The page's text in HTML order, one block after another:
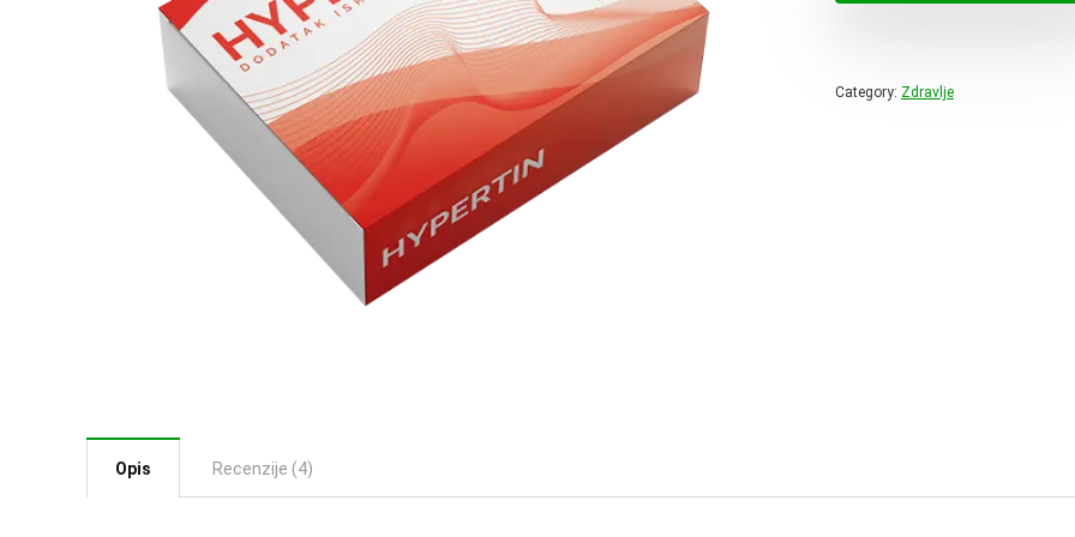
Category: Zdravlje
Opis Recenzije (4)